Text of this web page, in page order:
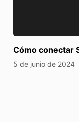
Cómo conectar
5 de junio de 2024